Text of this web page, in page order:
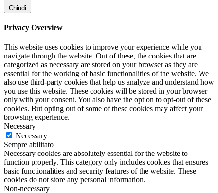
Chiudi
Privacy Overview
This website uses cookies to improve your experience while you
navigate through the website. Out of these, the cookies that are
categorized as necessary are stored on your browser as they are
essential for the working of basic functionalities of the website. We
also use third-party cookies that help us analyze and understand how
you use this website. These cookies will be stored in your browser
only with your consent. You also have the option to opt-out of these
cookies. But opting out of some of these cookies may affect your
browsing experience.
Necessary
Necessary
Sempre abilitato
Necessary cookies are absolutely essential for the website to
function properly. This category only includes cookies that ensures
basic functionalities and security features of the website. These
cookies do not store any personal information.
Non-necessary